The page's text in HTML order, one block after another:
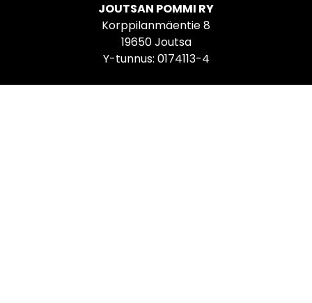
JOUTSAN POMMI RY
Korppilanmäentie 8
19650 Joutsa
Y-tunnus: 0174113-4